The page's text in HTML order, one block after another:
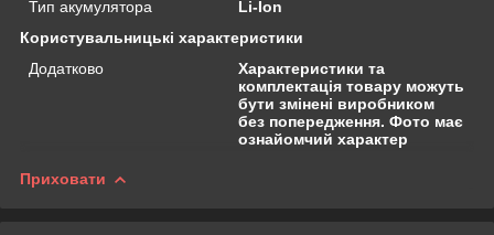
Тип акумулятора
Li-Ion
Користувальницькі характеристики
Додатково
Характеристики та
комплектація товару можуть
бути змінені виробником
без попередження. Фото має
ознайомчий характер
Приховати